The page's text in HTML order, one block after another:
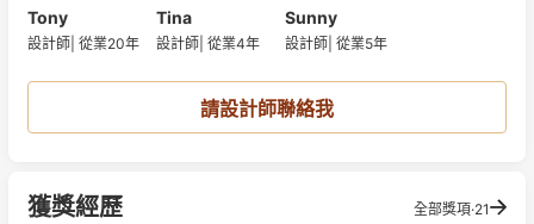
Tony
設計師 從業20年
Tina
設計師 從業4年
Sunny
設計師 從業5年
請設計師聯絡我
獲獎經歷 全部獎項·21